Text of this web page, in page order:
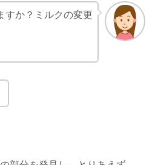
すか？ミルクの変更